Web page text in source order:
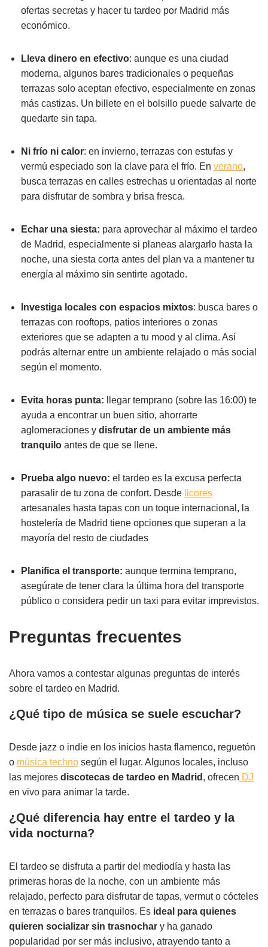
ofertas secretas y hacer tu tardeo por Madrid más
económico.
Lleva dinero en efectivo: aunque es una ciudad
moderna, algunos bares tradicionales o pequeñas
terrazas solo aceptan efectivo, especialmente en zonas
más castizas. Un billete en el bolsillo puede salvarte de
quedarte sin tapa.
Ni frío ni calor: en invierno, terrazas con estufas y
vermú especiado son la clave para el frío. En verano,
busca terrazas en calles estrechas u orientadas al norte
para disfrutar de sombra y brisa fresca.
Echar una siesta: para aprovechar al máximo el tardeo
de Madrid, especialmente si planeas alargarlo hasta la
noche, una siesta corta antes del plan va a mantener tu
energía al máximo sin sentirte agotado.
Investiga locales con espacios mixtos: busca bares o
terrazas con rooftops, patios interiores o zonas
exteriores que se adapten a tu mood y al clima. Así
podrás alternar entre un ambiente relajado o más social
según el momento.
Evita horas punta: llegar temprano (sobre las 16:00) te
ayuda a encontrar un buen sitio, ahorrarte
aglomeraciones y disfrutar de un ambiente más
tranquilo antes de que se llene.
Prueba algo nuevo: el tardeo es la excusa perfecta
parasalir de tu zona de confort. Desde licores
artesanales hasta tapas con un toque internacional, la
hostelería de Madrid tiene opciones que superan a la
mayoría del resto de ciudades
Planifica el transporte: aunque termina temprano,
asegúrate de tener clara la última hora del transporte
público o considera pedir un taxi para evitar imprevistos.
Preguntas frecuentes
Ahora vamos a contestar algunas preguntas de interés
sobre el tardeo en Madrid.
¿Qué tipo de música se suele escuchar?
Desde jazz o indie en los inicios hasta flamenco, reguetón
o música techno según el lugar. Algunos locales, incluso
las mejores discotecas de tardeo en Madrid , ofrecen DJ
en vivo para animar la tarde.
¿Qué diferencia hay entre el tardeo y la
vida nocturna?
El tardeo se disfruta a partir del mediodía y hasta las
primeras horas de la noche, con un ambiente más
relajado, perfecto para disfrutar de tapas, vermut o cócteles
en terrazas o bares tranquilos. Es ideal para quienes
quieren socializar sin trasnochar y ha ganado
popularidad por ser más inclusivo, atrayendo tanto a